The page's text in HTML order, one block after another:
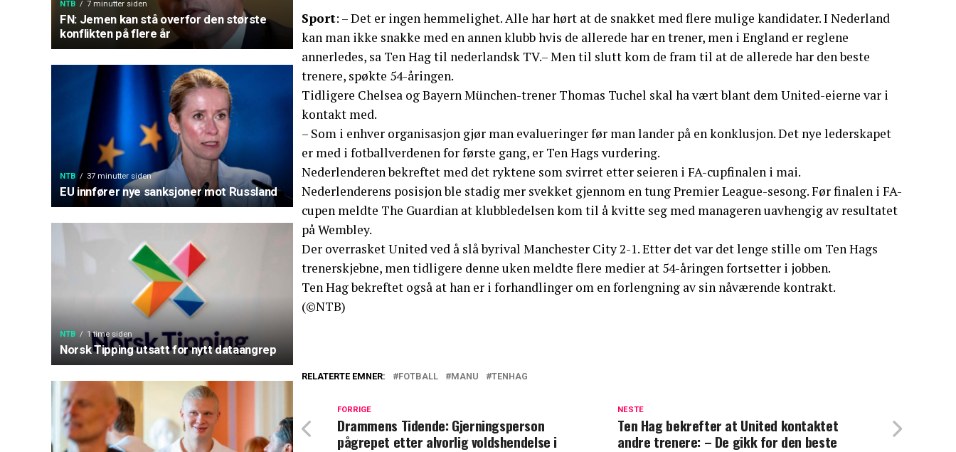
NTB 7 minutter siden
FN: Jemen kan stå overfor den største
konflikten på flere år
NTB 37 minutter siden
EU innfører nye sanksjoner mot Russland
NTB 1 time siden
Norsk Tipping utsatt for nytt dataangrep
Sport: – Det er ingen hemmelighet. Alle har hørt at de snakket med flere mulige kandidater. I Nederland
kan man ikke snakke med en annen klubb hvis de allerede har en trener, men i England er reglene
annerledes, sa Ten Hag til nederlandsk TV.– Men til slutt kom de fram til at de allerede har den beste
trenere, spøkte 54-åringen.
Tidligere Chelsea og Bayern München-trener Thomas Tuchel skal ha vært blant dem United-eierne var i
kontakt med.
– Som i enhver organisasjon gjør man evalueringer før man lander på en konklusjon. Det nye lederskapet
er med i fotballverdenen for første gang, er Ten Hags vurdering.
Nederlenderen bekreftet med det ryktene som svirret etter seieren i FA-cupfinalen i mai.
Nederlenderens posisjon ble stadig mer svekket gjennom en tung Premier League-sesong. Før finalen i FA-
cupen meldte The Guardian at klubbledelsen kom til å kvitte seg med manageren uavhengig av resultatet
på Wembley.
Der overrasket United ved å slå byrival Manchester City 2-1. Etter det var det lenge stille om Ten Hags
trenerskjebne, men tidligere denne uken meldte flere medier at 54-åringen fortsetter i jobben.
Ten Hag bekreftet også at han er i forhandlinger om en forlengning av sin nåværende kontrakt.
(©NTB)
RELATERTE EMNER: FOTBALL MANU TENHAG
NESTE
Ten Hag bekrefter at United kontaktet
andre trenere: – De gikk for den beste
FORRIGE
Drammens Tidende: Gjerningsperson
pågrepet etter alvorlig voldshendelse i